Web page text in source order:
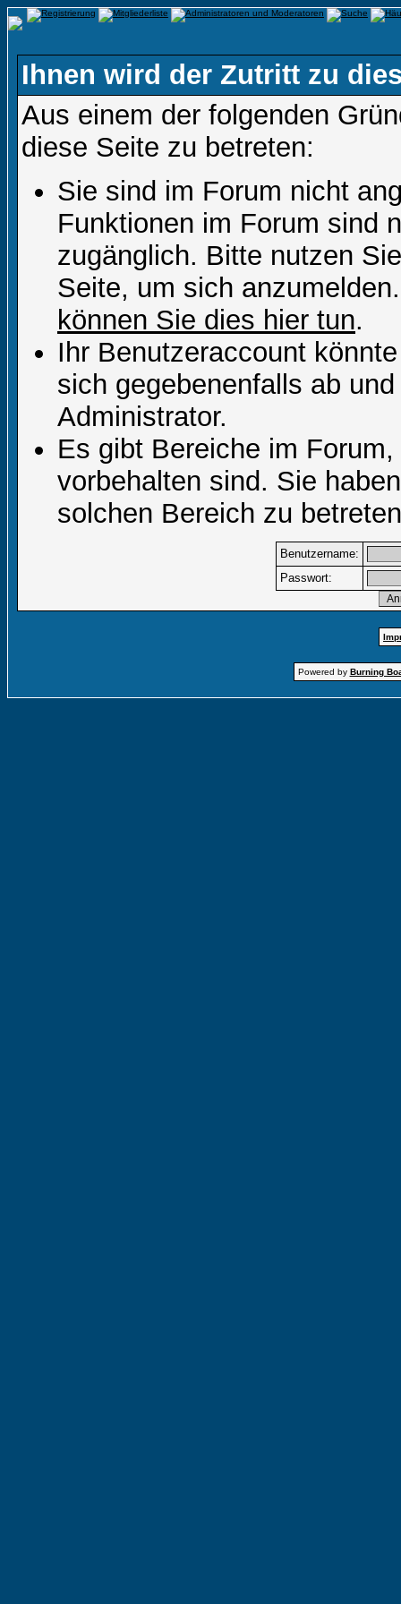
Ihnen wird der Zutritt zu
Aus einem der folgenden
diese Seite zu betreten:
Sie sind im Forum nicht
Funktionen im Forum sind
zugänglich. Bitte nutzen
Seite, um sich
können Sie dies hier tun.
Ihr Benutzeraccount
sich gegebenenfalls ab
Administrator.
Es gibt Bereiche im
vorbehalten sind. Sie
solchen Bereich zu
Benutzername:
Passwort:
Powered by Burning